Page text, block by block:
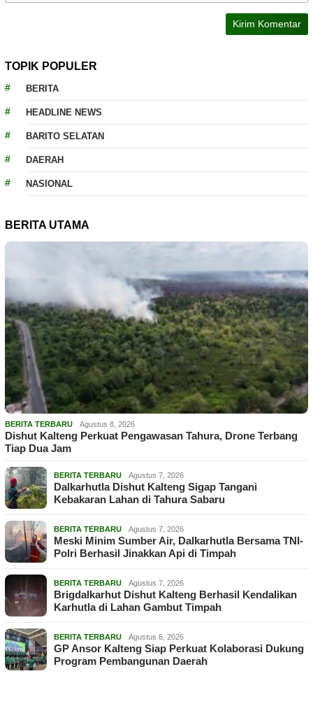
TOPIK POPULER
BERITA
HEADLINE NEWS
BARITO SELATAN
DAERAH
NASIONAL
BERITA UTAMA
BERITA TERBARU Agustus 8, 2026
Dishut Kalteng Perkuat Pengawasan Tahura, Drone Terbang
Tiap Dua Jam
BERITA TERBARU Agustus 7, 2026
Dalkarhutla Dishut Kalteng Sigap Tangani
Kebakaran Lahan di Tahura Sabaru
BERITA TERBARU Agustus 7, 2026
Meski Minim Sumber Air, Dalkarhutla Bersama TNI-
Polri Berhasil Jinakkan Api di Timpah
BERITA TERBARU Agustus 7, 2026
Brigdalkarhut Dishut Kalteng Berhasil Kendalikan
Karhutla di Lahan Gambut Timpah
BERITA TERBARU Agustus 6, 2026
GP Ansor Kalteng Siap Perkuat Kolaborasi Dukung
Program Pembangunan Daerah